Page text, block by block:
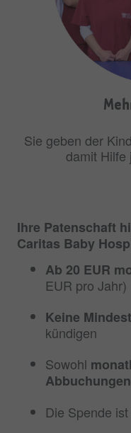
Sie geben der
damit Hilfe
Ihre Patenschaft
Caritas Baby
Ab 20 EUR
EUR pro Jahr)
Keine
kündigen
Sowohl
Abbuchungen
Die Spende ist